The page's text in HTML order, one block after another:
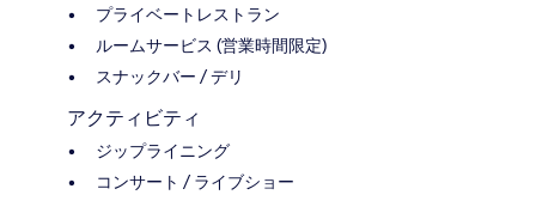
プライベートレストラン
ルームサービス (営業時間限定)
スナックバー / デリ
アクティビティ
ジップライニング
コンサート / ライブショー